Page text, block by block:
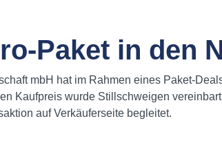
Paket in den
mbH hat im Rahmen eines Paket-
Kaufpreis wurde Stillschweigen
auf Verkäuferseite begleitet.